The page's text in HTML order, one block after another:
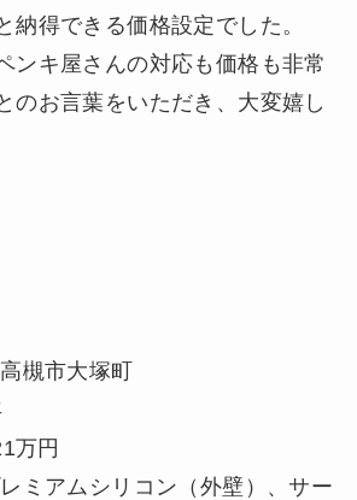
納得できる価格設定でした。
ンキ屋さんの対応も価格も非常
のお言葉をいただき、大変嬉し
槻市大塚町
万円
ミアムシリコン（外壁）、サー